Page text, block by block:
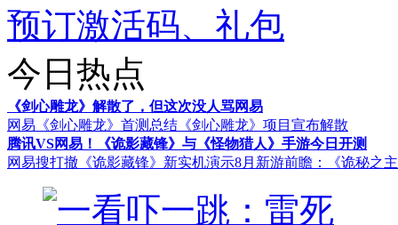
预订激活码、礼包
今日热点
《剑心雕龙》解散了，但这次没人骂网易
网易《剑心雕龙》首测总结 《剑心雕龙》项目宣布解散
腾讯VS网易！《诡影藏锋》与《怪物猎人》手游今日开测
网易搜打撤《诡影藏锋》新实机演示8月新游前瞻：《诡秘之